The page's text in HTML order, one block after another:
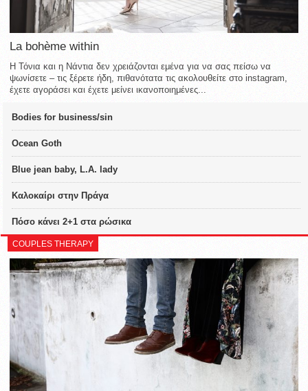
La bohème within
Η Τόνια και η Νάντια δεν χρειάζονται εμένα για να σας πείσω να
ψωνίσετε – τις ξέρετε ήδη, πιθανότατα τις ακολουθείτε στο instagram,
έχετε αγοράσει και έχετε μείνει ικανοποιημένες...
Bodies for business/sin
Ocean Goth
Blue jean baby, L.A. lady
Καλοκαίρι στην Πράγα
Πόσο κάνει 2+1 στα ρώσικα
COUPLES THERAPY